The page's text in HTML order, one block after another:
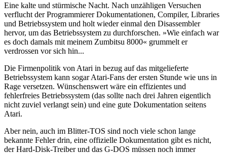
Eine kalte und stürmische Nacht. Nach unzähligen Versuchen
verflucht der Programmierer Dokumentationen, Compiler, Libraries
und Betriebssystem und holt wieder einmal den Disassembler
hervor, um das Betriebssystem zu durchforschen. »Wie einfach war
es doch damals mit meinem Zumbitsu 8000« grummelt er
verdrossen vor sich hin...
Die Firmenpolitik von Atari in bezug auf das mitgelieferte
Betriebssystem kann sogar Atari-Fans der ersten Stunde wie uns in
Rage versetzen. Wünschenswert wäre ein effizientes und
fehlerfreies Betriebssystem (das sollte nach drei Jahren eigentlich
nicht zuviel verlangt sein) und eine gute Dokumentation seitens
Atari.
Aber nein, auch im Blitter-TOS sind noch viele schon lange
bekannte Fehler drin, eine offizielle Dokumentation gibt es nicht,
der Hard-Disk-Treiber und das G-DOS müssen noch immer